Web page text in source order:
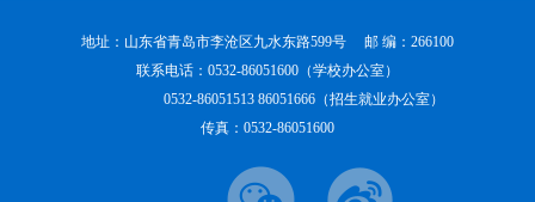
地址：山东省青岛市李沧区九水东路599号 邮 编：266100
联系电话：0532-86051600（学校办公室）
0532-86051513 86051666（招生就业办公室）
传真：0532-86051600